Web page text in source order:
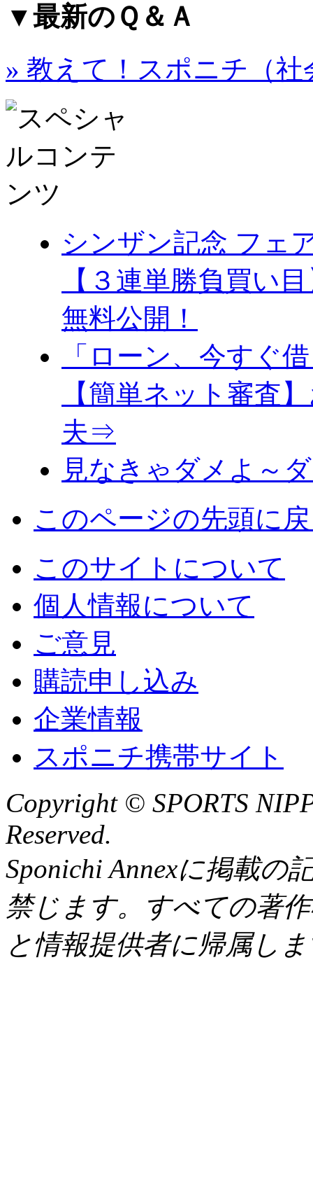
▼最新のＱ＆Ａ
» 教えて！スポニチ（
シンザン記念 フェ
【３連単勝負買い
無料公開！
「ローン、今すぐ
【簡単ネット審査
夫⇒
見なきゃダメよ～
このページの先頭に
このサイトについて
個人情報について
ご意見
購読申し込み
企業情報
スポニチ携帯サイト
Copyright © SPORTS
Reserved.
Sponichi Annexに掲載の
禁じます。すべての著
と情報提供者に帰属し